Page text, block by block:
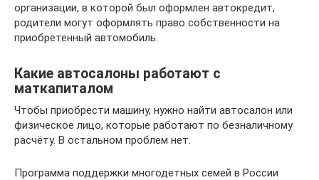
организации, в которой был оформлен автокредит,
родители могут оформлять право собственности на
приобретенный автомобиль.
Какие автосалоны работают с
маткапиталом
Чтобы приобрести машину, нужно найти автосалон или
физическое лицо, которые работают по безналичному
расчёту. В остальном проблем нет.
Программа поддержки многодетных семей в России